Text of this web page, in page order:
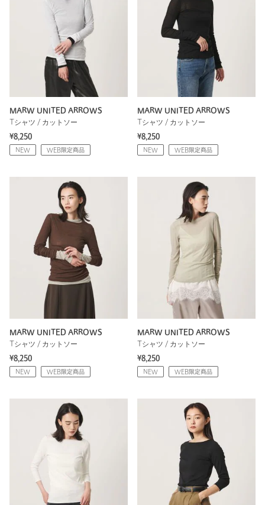
MARW UNITED ARROWS
Tシャツ / カットソー
¥8,250
NEW WEB限定商品
MARW UNITED ARROWS
Tシャツ / カットソー
¥8,250
NEW WEB限定商品
MARW UNITED ARROWS
Tシャツ / カットソー
¥8,250
NEW WEB限定商品
MARW UNITED ARROWS
Tシャツ / カットソー
¥8,250
NEW WEB限定商品